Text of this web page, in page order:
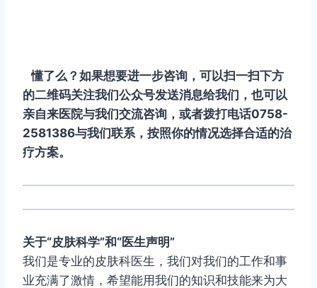
懂了么？如果想要进一步咨询，可以扫一扫下方
的二维码关注我们公众号发送消息给我们，也可以
亲自来医院与我们交流咨询，或者拨打电话0758-
2581386与我们联系，按照你的情况选择合适的治
疗方案。
关于“皮肤科学”和“医生声明”
我们是专业的皮肤科医生，我们对我们的工作和事
业充满了激情，希望能用我们的知识和技能来为大